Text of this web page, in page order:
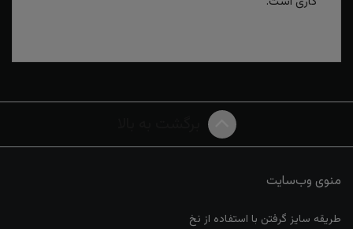
منوی وب‌سایت
طریقه سایز گرفتن با استفاده از نخ